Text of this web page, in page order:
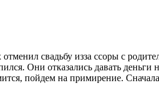
свадьбу изза ссоры с
Они отказались давать
пойдем на примирение.